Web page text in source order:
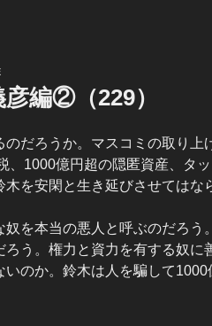
編②（229）
のだろうか。マスコミの取り
、1000億円超の隠匿資産、タ
を安閑と生き延びさせてはな
奴を本当の悪人と呼ぶのだろ
う。権力と資力を有する奴
いのか。鈴木は人を騙して